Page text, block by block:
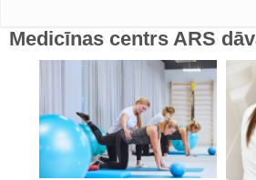
Medicīnas centrs ARS